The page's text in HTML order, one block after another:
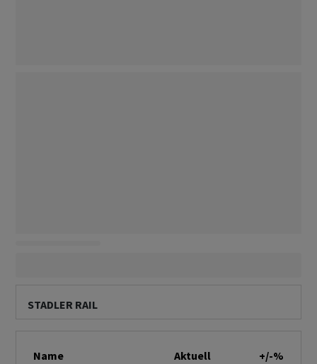
STADLER RAIL
Name Aktuell
+/-%